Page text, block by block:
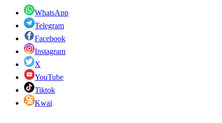
WhatsApp
Telegram
Facebook
Instagram
X
YouTube
Tiktok
Kwai